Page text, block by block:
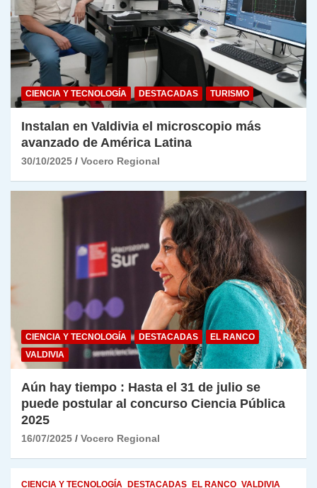
CIENCIA Y TECNOLOGÍA DESTACADAS TURISMO
Instalan en Valdivia el microscopio más
avanzado de América Latina
30/10/2025 Vocero Regional
CIENCIA Y TECNOLOGÍA DESTACADAS
EL RANCO
VALDIVIA
Aún hay tiempo : Hasta el 31 de julio se
puede postular al concurso Ciencia Pública
2025
16/07/2025 Vocero Regional
CIENCIA Y TECNOLOGÍA DESTACADAS EL RANCO VALDIVIA